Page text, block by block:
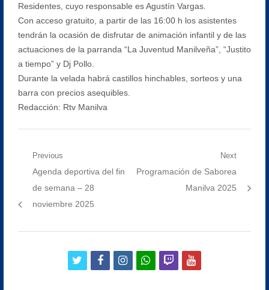
Residentes, cuyo responsable es Agustín Vargas.
Con acceso gratuito, a partir de las 16:00 h los asistentes
tendrán la ocasión de disfrutar de animación infantil y de las
actuaciones de la parranda “La Juventud Manilveña”, “Justito
a tiempo” y Dj Pollo.
Durante la velada habrá castillos hinchables, sorteos y una
barra con precios asequibles.
Redacción: Rtv Manilva
Navegación
de
entradas
Previous
Previous
post:
Agenda deportiva del fin
de semana – 28
noviembre 2025
Next
Next
Programación de Saborea
Manilva 2025
twitterfacebookinstagramwhatsapp
twitchyoutube